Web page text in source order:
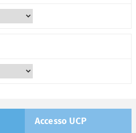
Accesso UCP